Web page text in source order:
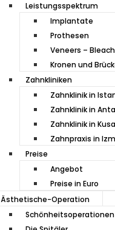
Leistungsspektrum
Implantate
Prothesen
Veneers –
Kronen und
Zahnkliniken
Zahnklinik in
Zahnklinik in
Zahnklinik in
Zahnpraxis in
Preise
Angebot
Preise in Euro
Ästhetische-Operation
Schönheitsoperationen